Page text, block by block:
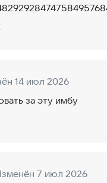
14 июл 2026
за эту имбу
7 июл 2026